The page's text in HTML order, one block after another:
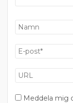
Meddela mig